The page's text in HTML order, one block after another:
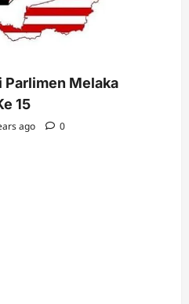
Parlimen Melaka
15
ago 0